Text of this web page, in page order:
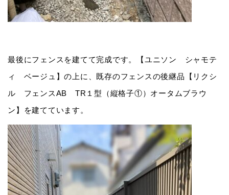
最後にフェンスを建てて完成です。【ユニソン シャモテ
ィ ベージュ】の上に、既存のフェンスの後継品【リクシ
ル フェンスAB TR１型（縦格子①）オータムブラウ
ン】を建てています。